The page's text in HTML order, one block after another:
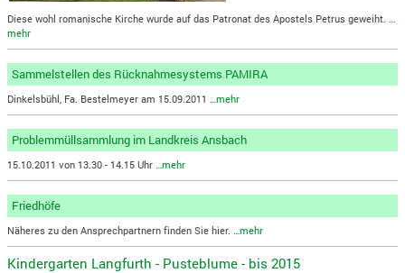
Diese wohl romanische Kirche wurde auf das Patronat des Apostels Petrus geweiht.…
mehr
Sammelstellen des Rücknahmesystems PAMIRA
Dinkelsbühl, Fa. Bestelmeyer am 15.09.2011…mehr
Problemmüllsammlung im Landkreis Ansbach
15.10.2011 von 13.30 - 14.15 Uhr…mehr
Friedhöfe
Näheres zu den Ansprechpartnern finden Sie hier.…mehr
Kindergarten Langfurth - Pusteblume - bis 2015